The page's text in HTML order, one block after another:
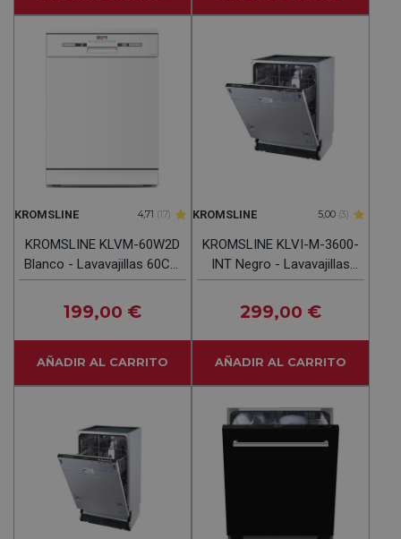
KROMSLINE 4,71 (17)
KROMSLINE KLVM-60W2D
Blanco - Lavavajillas 60CM
12 Servicios
199,00 €
AÑADIR AL CARRITO
KROMSLINE 5,00 (3)
KROMSLINE KLVI-M-3600-
INT Negro - Lavavajillas
60CM 12 Servicios
299,00 €
AÑADIR AL CARRITO